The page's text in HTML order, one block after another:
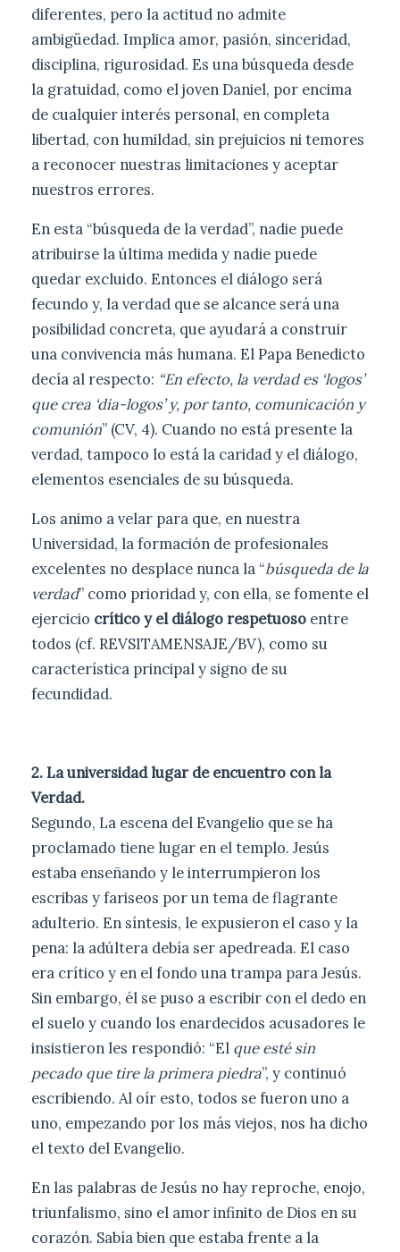
diferentes, pero la actitud no admite
ambigüedad. Implica amor, pasión, sinceridad,
disciplina, rigurosidad. Es una búsqueda desde
la gratuidad, como el joven Daniel, por encima
de cualquier interés personal, en completa
libertad, con humildad, sin prejuicios ni temores
a reconocer nuestras limitaciones y aceptar
nuestros errores.
En esta “búsqueda de la verdad”, nadie puede
atribuirse la última medida y nadie puede
quedar excluido. Entonces el diálogo será
fecundo y, la verdad que se alcance será una
posibilidad concreta, que ayudará a construir
una convivencia más humana. El Papa Benedicto
decía al respecto: “En efecto, la verdad es ‘logos’
que crea ‘dia-logos’ y, por tanto, comunicación y
comunión” (CV, 4). Cuando no está presente la
verdad, tampoco lo está la caridad y el diálogo,
elementos esenciales de su búsqueda.
Los animo a velar para que, en nuestra
Universidad, la formación de profesionales
excelentes no desplace nunca la “búsqueda de la
verdad” como prioridad y, con ella, se fomente el
ejercicio crítico y el diálogo respetuoso entre
todos (cf. REVSITAMENSAJE/BV), como su
característica principal y signo de su
fecundidad.
2. La universidad lugar de encuentro con la
Verdad.
Segundo, La escena del Evangelio que se ha
proclamado tiene lugar en el templo. Jesús
estaba enseñando y le interrumpieron los
escribas y fariseos por un tema de flagrante
adulterio. En síntesis, le expusieron el caso y la
pena: la adúltera debía ser apedreada. El caso
era crítico y en el fondo una trampa para Jesús.
Sin embargo, él se puso a escribir con el dedo en
el suelo y cuando los enardecidos acusadores le
insistieron les respondió: “El que esté sin
pecado que tire la primera piedra”, y continuó
escribiendo. Al oír esto, todos se fueron uno a
uno, empezando por los más viejos, nos ha dicho
el texto del Evangelio.
En las palabras de Jesús no hay reproche, enojo,
triunfalismo, sino el amor infinito de Dios en su
corazón. Sabía bien que estaba frente a la